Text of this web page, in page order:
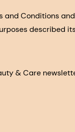
and Conditions
described
& Care